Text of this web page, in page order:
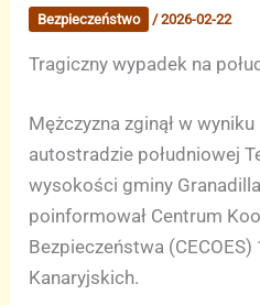
Bezpieczeństwo /2026-02-22
Tragiczny wypadek na
Mężczyzna zginął w
autostradzie południowej
wysokości gminy
poinformował Centrum
Bezpieczeństwa
Kanaryjskich.